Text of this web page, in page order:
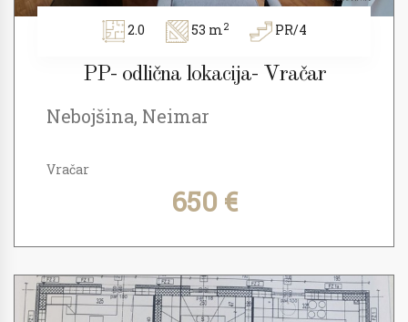
2.0 53 m2 PR/4
PP- odlična lokacija- Vračar
Nebojšina, Neimar
Vračar
650 €